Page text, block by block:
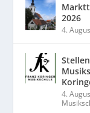
2026
4.
4.